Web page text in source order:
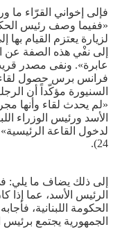
فإلى إخواني القرّاء ما
«ففيما وصف رئيس
لزيارة يعتزم القيام
إلى نفْي هذه الصفة عن
عابرة». ونفى مصدر
فرانس برس حصول لقاء
السنيورة مؤكّداً أن
«لم يحدث لقاء وأنها
الأسد ورئيس الوزراء
24).
إلى ذلك يضاف ما يلي:
الرئيس الأسد، عما
الحكومة اللبنانية،
الجمهورية يجتمع برئيس